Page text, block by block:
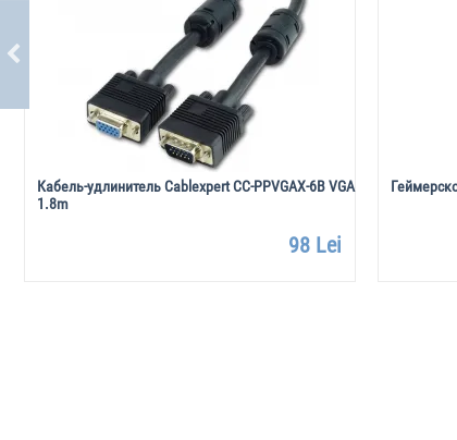
Кабель-удлинитель Cablexpert CC-PPVGAX-6B VGA
1.8m
98 Lei